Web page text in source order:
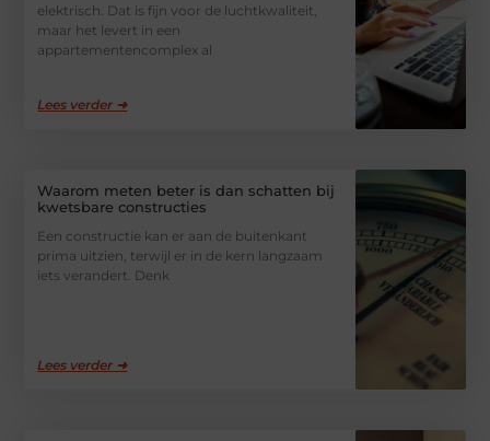
elektrisch. Dat is fijn voor de luchtkwaliteit,
maar het levert in een
appartementencomplex al
Lees verder ➜
Waarom meten beter is dan schatten bij
kwetsbare constructies
Een constructie kan er aan de buitenkant
prima uitzien, terwijl er in de kern langzaam
iets verandert. Denk
Lees verder ➜